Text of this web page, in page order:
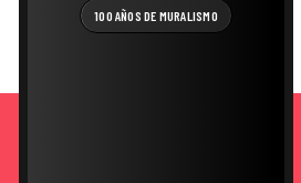
100 AÑOS DE MURALISMO